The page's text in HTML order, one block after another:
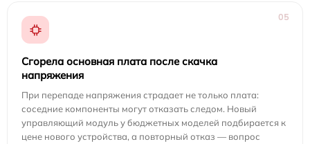
05
Сгорела основная плата после скачка
напряжения
При перепаде напряжения страдает не только плата:
соседние компоненты могут отказать следом. Новый
управляющий модуль у бюджетных моделей подбирается к
цене нового устройства, а повторный отказ — вопрос